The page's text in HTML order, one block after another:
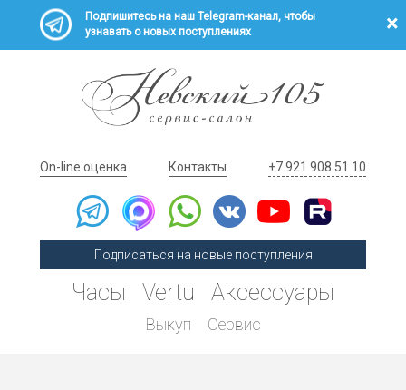
Подпишитесь на наш Telegram-канал, чтобы
узнавать о новых поступлениях
On-line оценка Контакты +7 921 908 51 10
Подписаться на новые поступления
Часы Vertu Аксессуары
Выкуп Сервис